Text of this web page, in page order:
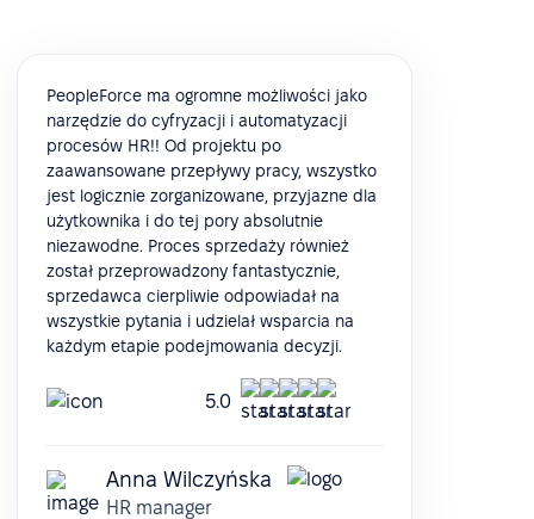
PeopleForce ma ogromne możliwości jako
narzędzie do cyfryzacji i automatyzacji
procesów HR!! Od projektu po
zaawansowane przepływy pracy, wszystko
jest logicznie zorganizowane, przyjazne dla
użytkownika i do tej pory absolutnie
niezawodne. Proces sprzedaży również
został przeprowadzony fantastycznie,
sprzedawca cierpliwie odpowiadał na
wszystkie pytania i udzielał wsparcia na
każdym etapie podejmowania decyzji.
5.0
Anna Wilczyńska
HR manager